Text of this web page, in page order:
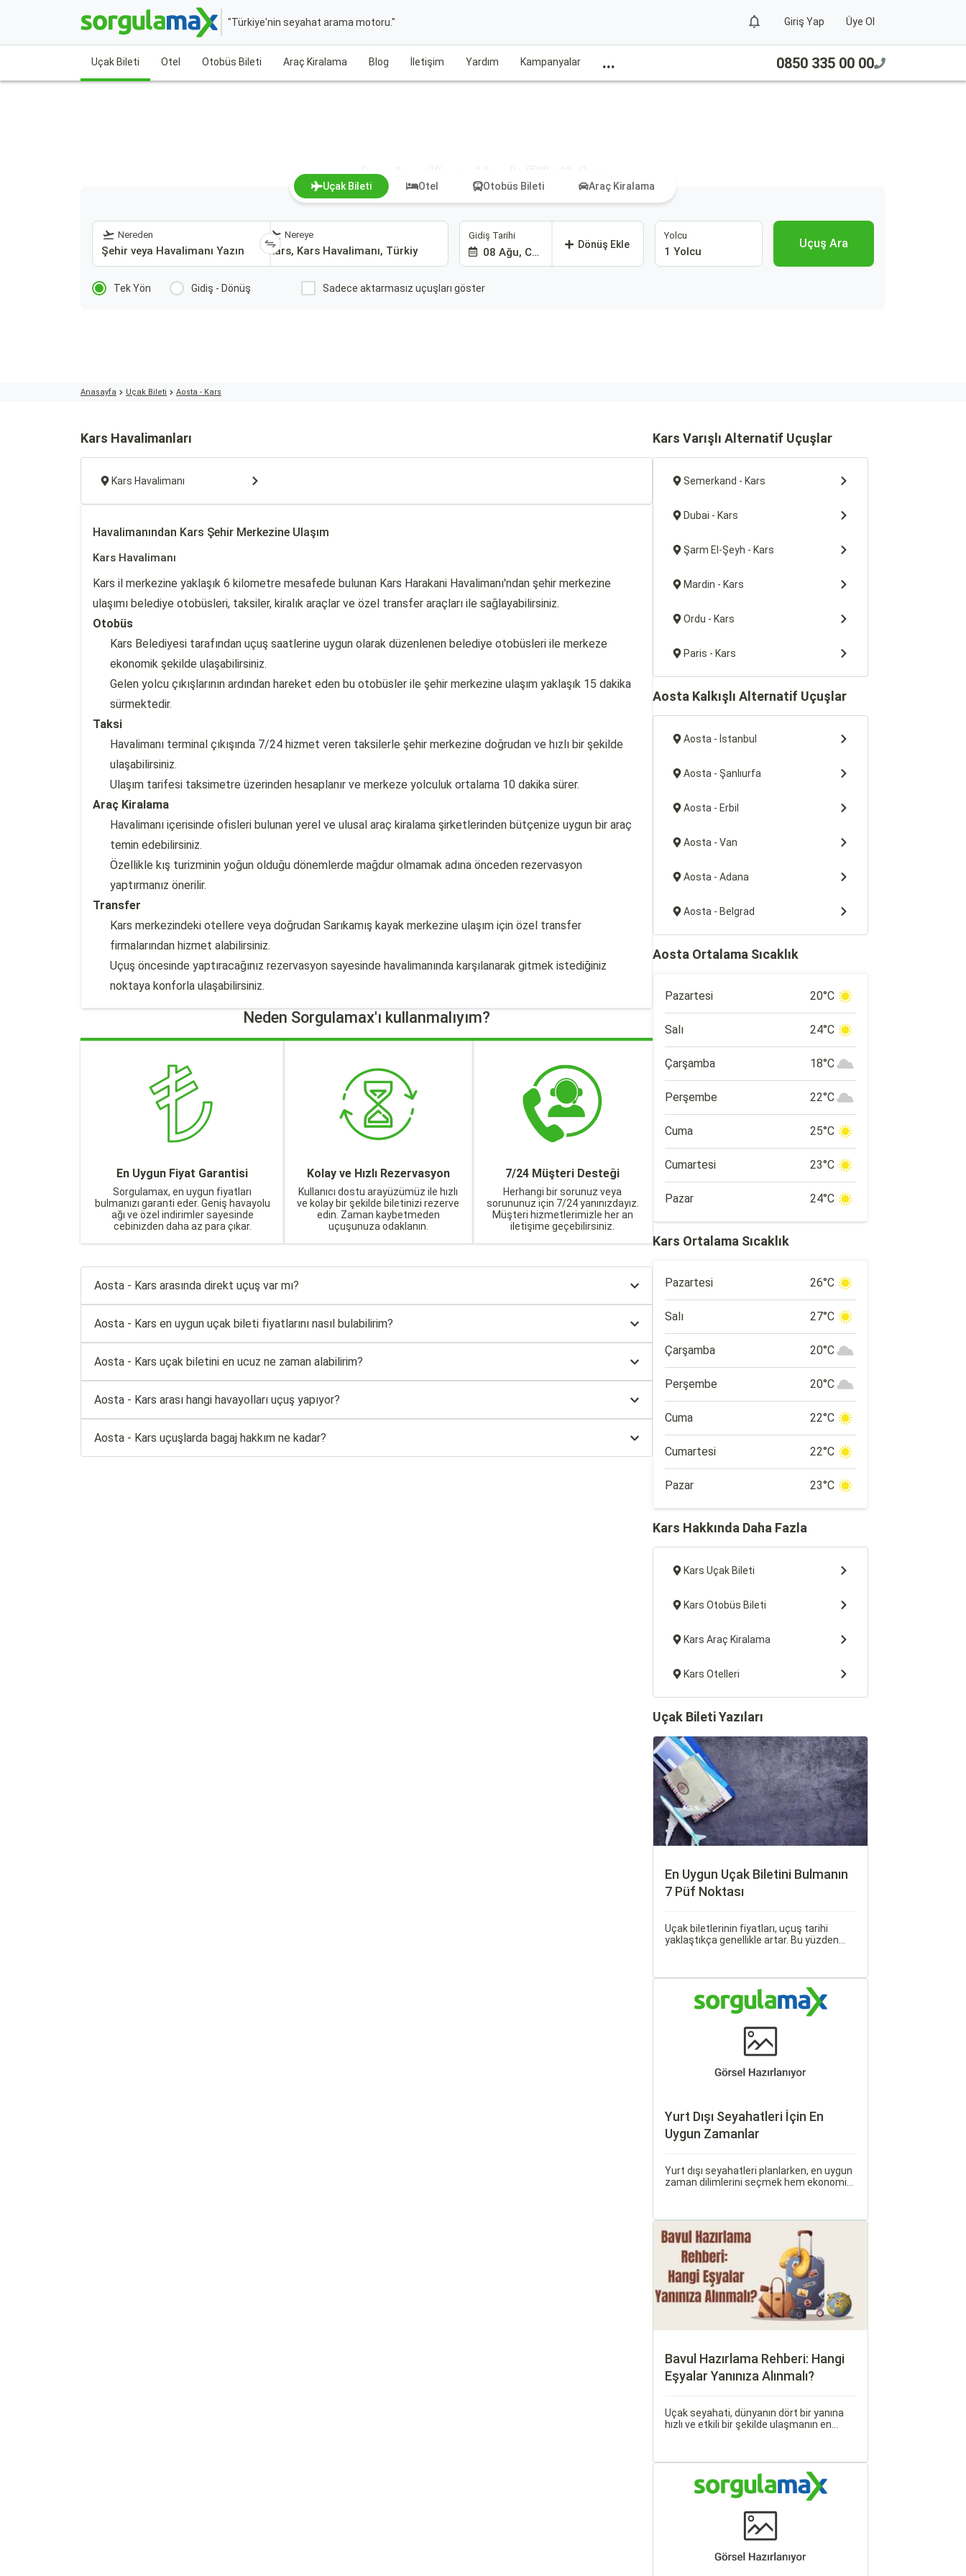
"Türkiye'nin seyahat arama motoru." Giriş Yap Üye Ol
Uçak Bileti Otel Otobüs Bileti Araç Kiralama Blog İletişim Yardım Kampanyalar ... 0850 335 00 00
Aosta - Kars Uçak Bileti Ara
Uçak Bileti Otel Otobüs Bileti Araç Kiralama
Nereden Nereye Gidiş Tarihi
08 Ağu, Cmt
Dönüş Ekle
Yolcu
1 Yolcu
Uçuş Ara
Tek Yön Gidiş - Dönüş Sadece aktarmasız uçuşları göster
Anasayfa Uçak Bileti Aosta - Kars
Kars Havalimanları
Kars Havalimanı
Havalimanından Kars Şehir Merkezine Ulaşım
Kars Havalimanı
Kars il merkezine yaklaşık 6 kilometre mesafede bulunan Kars Harakani Havalimanı'ndan şehir merkezine
ulaşımı belediye otobüsleri, taksiler, kiralık araçlar ve özel transfer araçları ile sağlayabilirsiniz.
Otobüs
Kars Belediyesi tarafından uçuş saatlerine uygun olarak düzenlenen belediye otobüsleri ile merkeze
ekonomik şekilde ulaşabilirsiniz.
Gelen yolcu çıkışlarının ardından hareket eden bu otobüsler ile şehir merkezine ulaşım yaklaşık 15 dakika
sürmektedir.
Taksi
Havalimanı terminal çıkışında 7/24 hizmet veren taksilerle şehir merkezine doğrudan ve hızlı bir şekilde
ulaşabilirsiniz.
Ulaşım tarifesi taksimetre üzerinden hesaplanır ve merkeze yolculuk ortalama 10 dakika sürer.
Araç Kiralama
Havalimanı içerisinde ofisleri bulunan yerel ve ulusal araç kiralama şirketlerinden bütçenize uygun bir araç
temin edebilirsiniz.
Özellikle kış turizminin yoğun olduğu dönemlerde mağdur olmamak adına önceden rezervasyon
yaptırmanız önerilir.
Transfer
Kars merkezindeki otellere veya doğrudan Sarıkamış kayak merkezine ulaşım için özel transfer
firmalarından hizmet alabilirsiniz.
Uçuş öncesinde yaptıracağınız rezervasyon sayesinde havalimanında karşılanarak gitmek istediğiniz
noktaya konforla ulaşabilirsiniz.
Neden Sorgulamax'ı kullanmalıyım?
En Uygun Fiyat Garantisi
Sorgulamax, en uygun fiyatları
bulmanızı garanti eder. Geniş havayolu
ağı ve özel indirimler sayesinde
cebinizden daha az para çıkar.
Kolay ve Hızlı Rezervasyon
Kullanıcı dostu arayüzümüz ile hızlı
ve kolay bir şekilde biletinizi rezerve
edin. Zaman kaybetmeden
uçuşunuza odaklanın.
7/24 Müşteri Desteği
Herhangi bir sorunuz veya
sorununuz için 7/24 yanınızdayız.
Müşteri hizmetlerimizle her an
iletişime geçebilirsiniz.
Aosta - Kars arasında direkt uçuş var mı?
Aosta - Kars en uygun uçak bileti fiyatlarını nasıl bulabilirim?
Aosta - Kars uçak biletini en ucuz ne zaman alabilirim?
Aosta - Kars arası hangi havayolları uçuş yapıyor?
Aosta - Kars uçuşlarda bagaj hakkım ne kadar?
Kars Varışlı Alternatif Uçuşlar
Semerkand - Kars
Dubai - Kars
Şarm El-Şeyh - Kars
Mardin - Kars
Ordu - Kars
Paris - Kars
Aosta Kalkışlı Alternatif Uçuşlar
Aosta - İstanbul
Aosta - Şanlıurfa
Aosta - Erbil
Aosta - Van
Aosta - Adana
Aosta - Belgrad
Aosta Ortalama Sıcaklık
Pazartesi 20°C
Salı 24°C
Çarşamba 18°C
Perşembe 22°C
Cuma 25°C
Cumartesi 23°C
Pazar 24°C
Kars Ortalama Sıcaklık
Pazartesi 26°C
Salı 27°C
Çarşamba 20°C
Perşembe 20°C
Cuma 22°C
Cumartesi 22°C
Pazar 23°C
Kars Hakkında Daha Fazla
Kars Uçak Bileti
Kars Otobüs Bileti
Kars Araç Kiralama
Kars Otelleri
Uçak Bileti Yazıları
En Uygun Uçak Biletini Bulmanın
7 Püf Noktası
Uçak biletlerinin fiyatları, uçuş tarihi
yaklaştıkça genellikle artar. Bu yüzden
Yurt Dışı Seyahatleri İçin En
Uygun Zamanlar
Yurt dışı seyahatleri planlarken, en uygun
zaman dilimlerini seçmek hem ekonomik
günlerini ve Sorgulamax.
Bavul Hazırlama Rehberi: Hangi
Eşyalar Yanınıza Alınmalı?
Uçak seyahati, dünyanın dört bir yanına
hızlı ve etkili bir şekilde ulaşmanın en